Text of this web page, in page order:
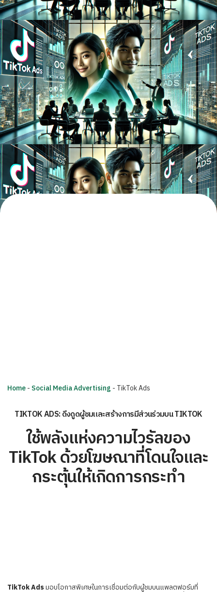
Home- Social Media Advertising - TikTok Ads
TIKTOK ADS: ดึงดูดผู้ชมและสร้างการมีส่วนร่วมบน TIKTOK
ใช้พลังแห่งความไวรัลของ
TikTok ด้วยโฆษณาที่โดนใจและ
กระตุ้นให้เกิดการกระทำ
TikTok Adsมอบโอกาสพิเศษในการเชื่อมต่อกับผู้ชมบนแพลตฟอร์มที่